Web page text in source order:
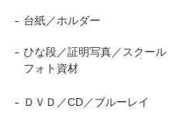
台紙／ホルダー
ひな段／証明写真／スクール
フォト資材
ＤＶＤ／CD／ブルーレイ